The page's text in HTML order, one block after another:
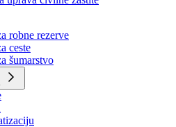
uprava za inspekcijske poslove
uprava civilne zaštite
robne rezerve
ceste
šumarstvo